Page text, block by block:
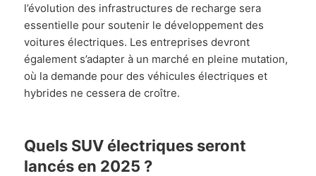
l’évolution des infrastructures de recharge sera
essentielle pour soutenir le développement des
voitures électriques. Les entreprises devront
également s’adapter à un marché en pleine mutation,
où la demande pour des véhicules électriques et
hybrides ne cessera de croître.
Quels SUV électriques seront
lancés en 2025 ?